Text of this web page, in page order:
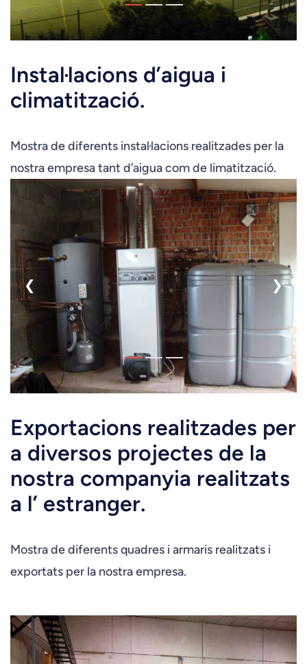
Instal·lacions d’aigua i
Mostra de diferents instal·lacions realitzades per la
nostra empresa tant d’aigua com de limatització.
❮
Exportacions realitzades per
a diversos projectes de la
nostra companyia realitzats
Mostra de diferents quadres i armaris realitzats i